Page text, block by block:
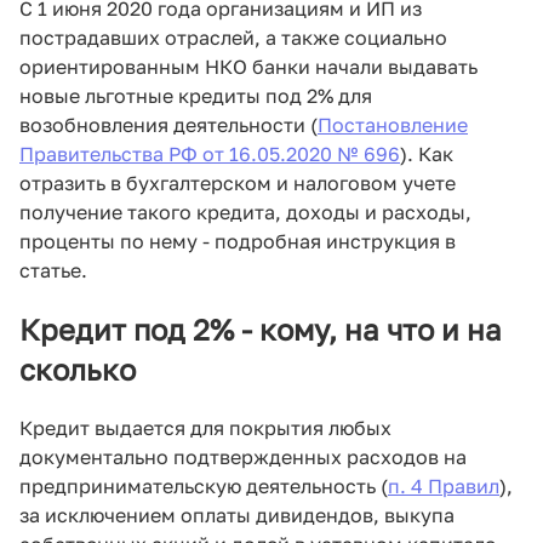
С 1 июня 2020 года организациям и ИП из
пострадавших отраслей, а также социально
ориентированным НКО банки начали выдавать
новые льготные кредиты под 2% для
возобновления деятельности (Постановление
Правительства РФ от 16.05.2020 № 696). Как
отразить в бухгалтерском и налоговом учете
получение такого кредита, доходы и расходы,
проценты по нему - подробная инструкция в
статье.
Кредит под 2% - кому, на что и на
сколько
Кредит выдается для покрытия любых
документально подтвержденных расходов на
предпринимательскую деятельность (п. 4 Правил),
за исключением оплаты дивидендов, выкупа